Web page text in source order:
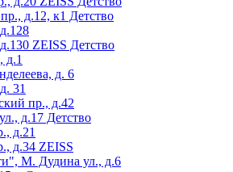
д.12, к1 Детство
ZEISS Детство
д.1
д. 6
31
пр., д.42
д.17 Детство
д.21
д.34 ZEISS
М. Дудина ул., д.6